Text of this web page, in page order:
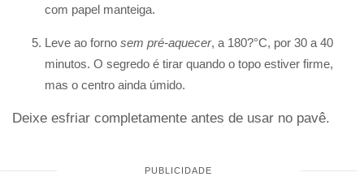
com papel manteiga.
Leve ao forno sem pré-aquecer, a 180?°C, por 30 a 40
minutos. O segredo é tirar quando o topo estiver firme,
mas o centro ainda úmido.
Deixe esfriar completamente antes de usar no pavê.